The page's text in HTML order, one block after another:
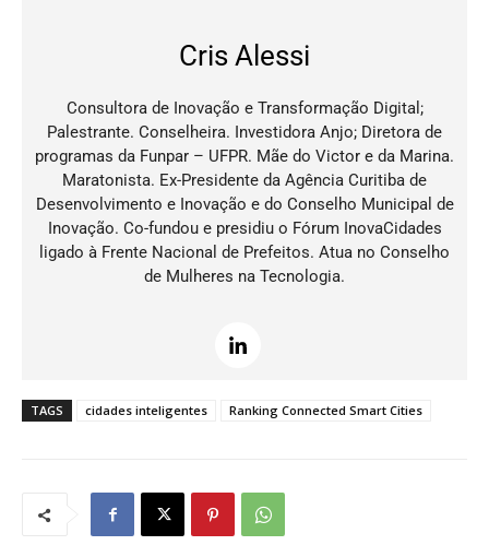
Cris Alessi
Consultora de Inovação e Transformação Digital;
Palestrante. Conselheira. Investidora Anjo; Diretora de
programas da Funpar – UFPR. Mãe do Victor e da Marina.
Maratonista. Ex-Presidente da Agência Curitiba de
Desenvolvimento e Inovação e do Conselho Municipal de
Inovação. Co-fundou e presidiu o Fórum InovaCidades
ligado à Frente Nacional de Prefeitos. Atua no Conselho
de Mulheres na Tecnologia.
TAGS cidades inteligentes Ranking Connected Smart Cities